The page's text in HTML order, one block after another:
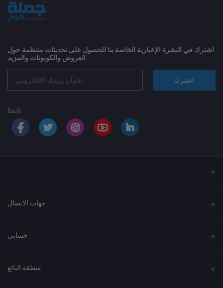
اشترك في النشرة الإخبارية الخاصة بنا للحصول على تحديثات منتظمة حول
العروض والكوبونات والمزيد
اشترك
تابعنا
جهات الاتصال
العنوان
920033037
حسابي
تسجيل الدخول
منطقة البائع